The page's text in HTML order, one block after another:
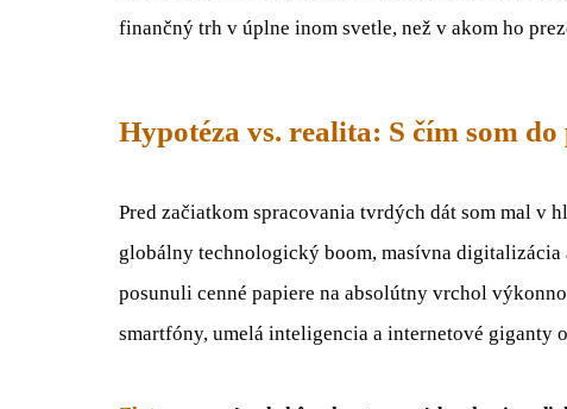
finančný trh v úplne inom svetle, než v akom ho
Hypotéza vs. realita: S čím som
Pred začiatkom spracovania tvrdých dát som mal v
globálny technologický boom, masívna
posunuli cenné papiere na absolútny vrchol
smartfóny, umelá inteligencia a internetové giganty